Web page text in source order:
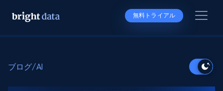
無料トライアル
ブログ/AI